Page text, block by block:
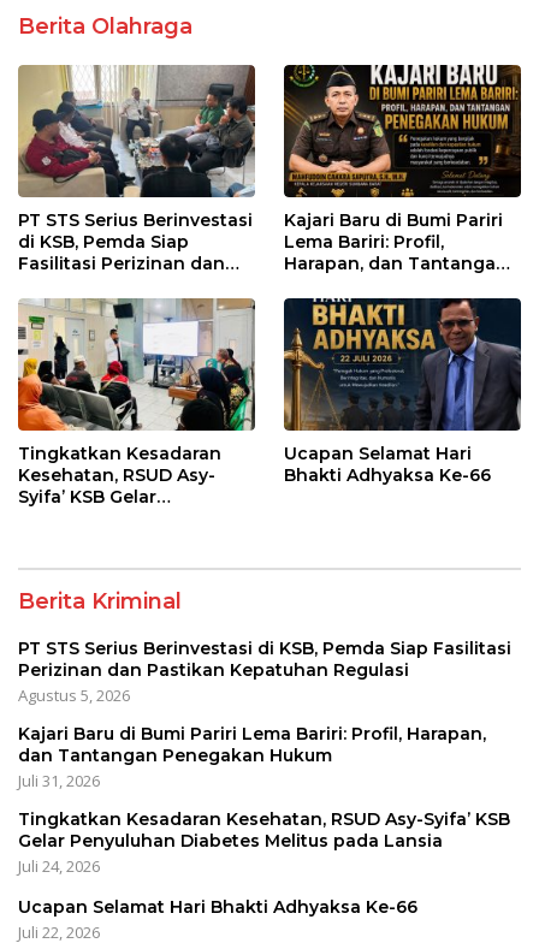
Berita Olahraga
PT STS Serius Berinvestasi
di KSB, Pemda Siap
Fasilitasi Perizinan dan
Regulasi
Kajari Baru di Bumi Pariri
Lema Bariri: Profil,
Harapan, dan Tantangan
Tingkatkan Kesadaran
Kesehatan, RSUD Asy-
Syifa’ KSB Gelar
Ucapan Selamat Hari
Bhakti Adhyaksa Ke-66
Berita Kriminal
PT STS Serius Berinvestasi di KSB, Pemda Siap Fasilitasi
Perizinan dan Pastikan Kepatuhan Regulasi
Agustus 5, 2026
Kajari Baru di Bumi Pariri Lema Bariri: Profil, Harapan,
dan Tantangan Penegakan Hukum
Juli 31, 2026
Tingkatkan Kesadaran Kesehatan, RSUD Asy-Syifa’ KSB
Gelar Penyuluhan Diabetes Melitus pada Lansia
Juli 24, 2026
Ucapan Selamat Hari Bhakti Adhyaksa Ke-66
Juli 22, 2026